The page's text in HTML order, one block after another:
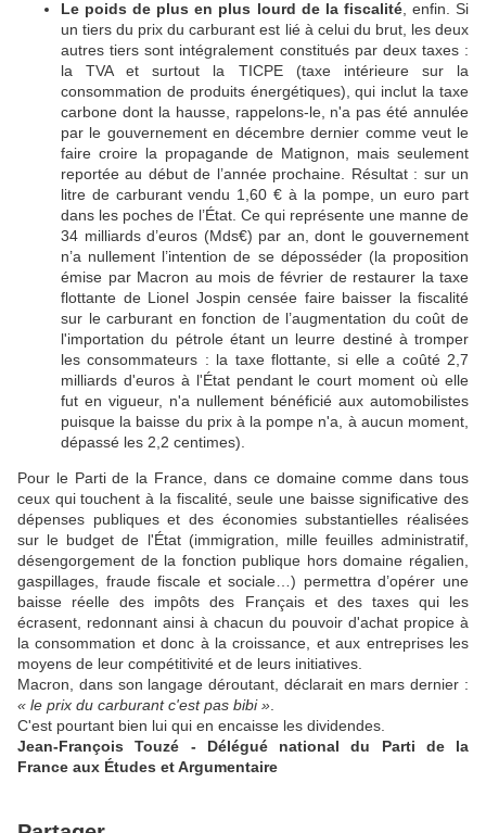
Le poids de plus en plus lourd de la fiscalité, enfin. Si
un tiers du prix du carburant est lié à celui du brut, les deux
autres tiers sont intégralement constitués par deux taxes :
la TVA et surtout la TICPE (taxe intérieure sur la
consommation de produits énergétiques), qui inclut la taxe
carbone dont la hausse, rappelons-le, n'a pas été annulée
par le gouvernement en décembre dernier comme veut le
faire croire la propagande de Matignon, mais seulement
reportée au début de l’année prochaine. Résultat : sur un
litre de carburant vendu 1,60 € à la pompe, un euro part
dans les poches de l’État. Ce qui représente une manne de
34 milliards d’euros (Mds€) par an, dont le gouvernement
n’a nullement l’intention de se déposséder (la proposition
émise par Macron au mois de février de restaurer la taxe
flottante de Lionel Jospin censée faire baisser la fiscalité
sur le carburant en fonction de l’augmentation du coût de
l'importation du pétrole étant un leurre destiné à tromper
les consommateurs : la taxe flottante, si elle a coûté 2,7
milliards d'euros à l'État pendant le court moment où elle
fut en vigueur, n'a nullement bénéficié aux automobilistes
puisque la baisse du prix à la pompe n'a, à aucun moment,
dépassé les 2,2 centimes).
Pour le Parti de la France, dans ce domaine comme dans tous
ceux qui touchent à la fiscalité, seule une baisse significative des
dépenses publiques et des économies substantielles réalisées
sur le budget de l'État (immigration, mille feuilles administratif,
désengorgement de la fonction publique hors domaine régalien,
gaspillages, fraude fiscale et sociale…) permettra d’opérer une
baisse réelle des impôts des Français et des taxes qui les
écrasent, redonnant ainsi à chacun du pouvoir d'achat propice à
la consommation et donc à la croissance, et aux entreprises les
moyens de leur compétitivité et de leurs initiatives.
Macron, dans son langage déroutant, déclarait en mars dernier :
« le prix du carburant c'est pas bibi »
C'est pourtant bien lui qui en encaisse les dividendes.
Jean-François Touzé - Délégué national du Parti de la
France aux Études et Argumentaire